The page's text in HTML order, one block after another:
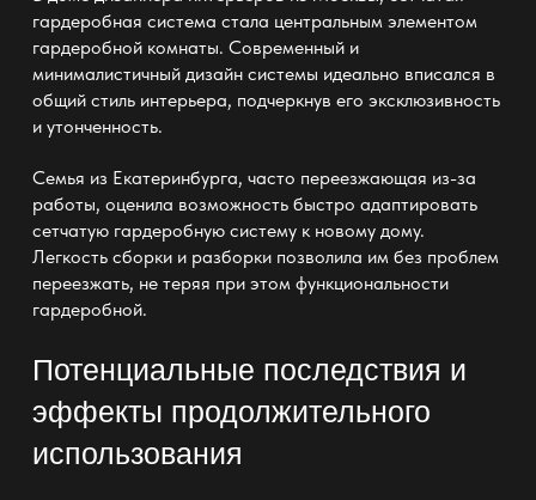
гардеробная система стала центральным элементом
гардеробной комнаты. Современный и
минималистичный дизайн системы идеально вписался в
общий стиль интерьера, подчеркнув его эксклюзивность
и утонченность.
Семья из Екатеринбурга, часто переезжающая из-за
работы, оценила возможность быстро адаптировать
сетчатую гардеробную систему к новому дому.
Легкость сборки и разборки позволила им без проблем
переезжать, не теряя при этом функциональности
гардеробной.
Потенциальные последствия и
эффекты продолжительного
использования